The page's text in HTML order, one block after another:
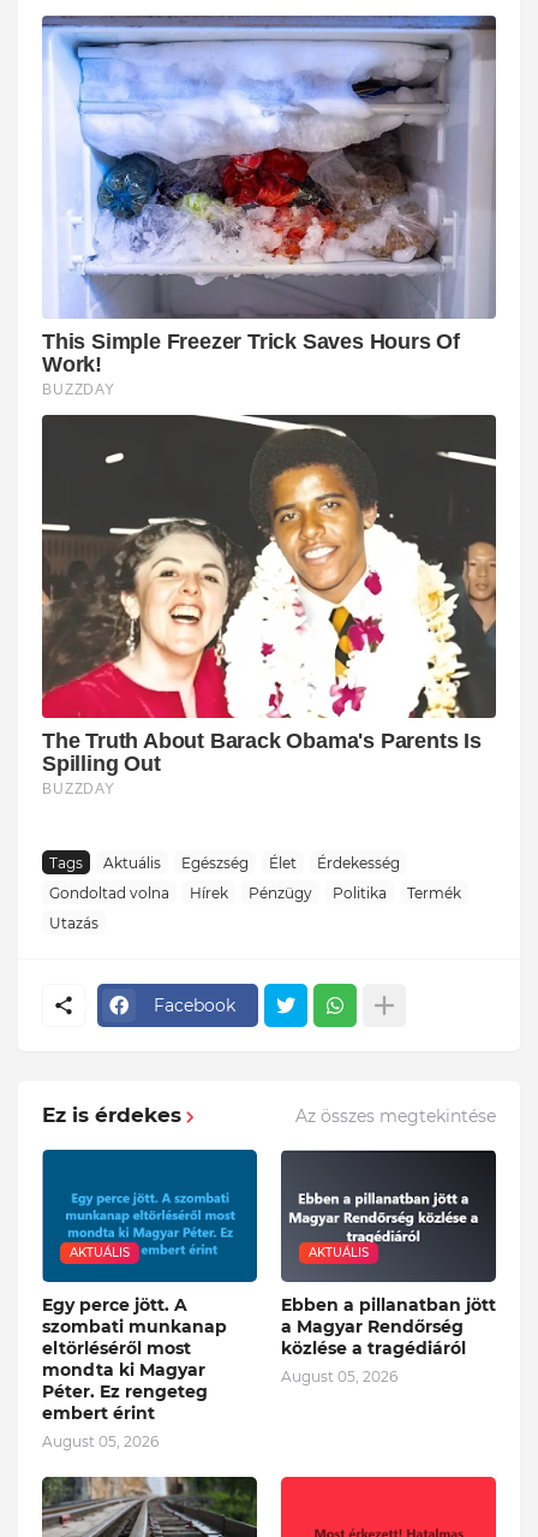
Tags Aktuális Egészség Élet
Érdekesség
Gondoltad volna
Hírek Pénzügy Politika
Termék
Utazás
Facebook
Ez is érdekes Az összes megtekintése
AKTUÁLIS
Egy perce jött. A
szombati munkanap
eltörléséről most
mondta ki Magyar
Péter. Ez rengeteg
embert érint
August 05, 2026
AKTUÁLIS
Ebben a pillanatban jött
a Magyar Rendőrség
közlése a tragédiáról
August 05, 2026